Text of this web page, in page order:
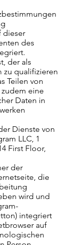
dieser
des
der als
zu qualifizieren
Teilen von
eine
Daten in
Dienste von
LLC, 1
First Floor,
der
die
wird und
integriert
auf